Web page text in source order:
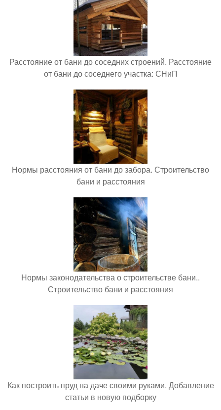
Расстояние от бани до соседних строений. Расстояние
от бани до соседнего участка: СНиП
Нормы расстояния от бани до забора. Строительство
бани и расстояния
Нормы законодательства о строительстве бани..
Строительство бани и расстояния
Как построить пруд на даче своими руками. Добавление
статьи в новую подборку